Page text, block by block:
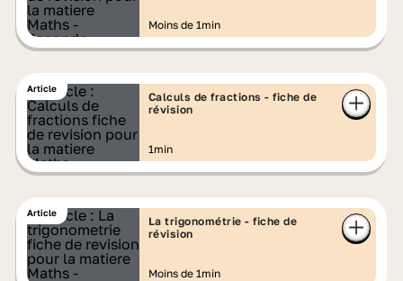
Moins de 1min
Article
Calculs de fractions - fiche de
révision
1min
Article
La trigonométrie - fiche de
révision
Moins de 1min